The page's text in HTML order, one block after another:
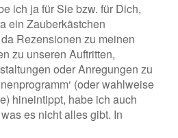
ich ja für Sie bzw. für Dich,
ein Zauberkästchen
Rezensionen zu meinen
zu unseren Auftritten,
oder Anregungen zu
(oder wahlweise
hineintippt, habe ich auch
es nicht alles gibt. In